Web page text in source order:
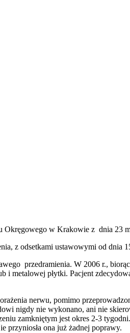
Okręgowego w Krakowie z dnia 23
z odsetkami ustawowymi od dnia
przedramienia. W 2006 r.,
metalowej płytki. Pacjent
nerwu, pomimo
nigdy nie wykonano, ani nie
zamkniętym jest okres 2-3
przyniosła ona już żadnej poprawy.